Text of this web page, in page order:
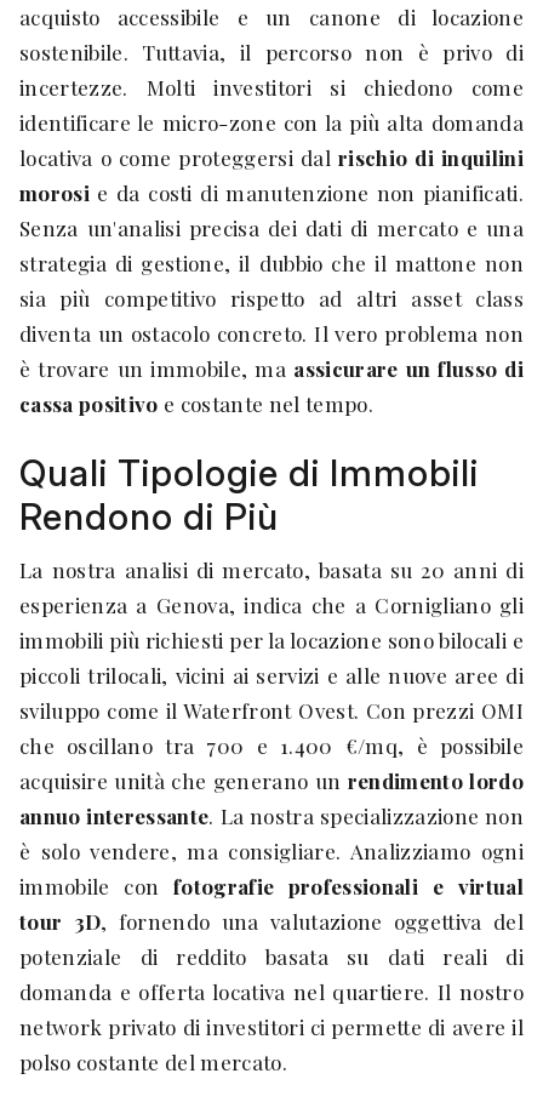
acquisto accessibile e un canone di locazione
sostenibile. Tuttavia, il percorso non è privo di
incertezze. Molti investitori si chiedono come
identificare le micro-zone con la più alta domanda
locativa o come proteggersi dalrischio di inquilini
morosi e da costi di manutenzione non pianificati.
Senza un'analisi precisa dei dati di mercato e una
strategia di gestione, il dubbio che il mattone non
sia più competitivo rispetto ad altri asset class
diventa un ostacolo concreto. Il vero problema non
è trovare un immobile, ma assicurare un flusso di
cassa positivo e costante nel tempo.
Quali Tipologie di Immobili
Rendono di Più
La nostra analisi di mercato, basata su 20 anni di
esperienza a Genova, indica che a Cornigliano gli
immobili più richiesti per la locazione sono bilocali e
piccoli trilocali, vicini ai servizi e alle nuove aree di
sviluppo come il Waterfront Ovest. Con prezzi OMI
che oscillano tra 700 e 1.400 €/mq, è possibile
acquisire unità che generano un rendimento lordo
annuo interessante. La nostra specializzazione non
è solo vendere, ma consigliare. Analizziamo ogni
immobile con fotografie professionali e virtual
tour 3D, fornendo una valutazione oggettiva del
potenziale di reddito basata su dati reali di
domanda e offerta locativa nel quartiere. Il nostro
network privato di investitori ci permette di avere il
polso costante del mercato.